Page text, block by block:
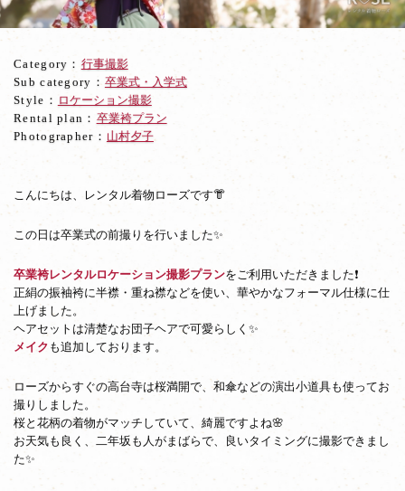
業
袴
ケ
ン
Category： 行事撮影
Sub category： 卒業式・入学式
Style： ロケーション撮影
Rental plan： 卒業袴プラン
Photographer： 山村夕子
こんにちは、レンタル着物ローズです👘
この日は卒業式の前撮りを行いました✨
卒業袴レンタルロケーション撮影プランをご利用いただきました❗
正絹の振袖袴に半襟・重ね襟などを使い、華やかなフォーマル仕様に仕
上げました。
ヘアセットは清楚なお団子ヘアで可愛らしく✨
メイク も追加しております。
ローズからすぐの高台寺は桜満開で、和傘などの演出小道具も使ってお
撮りしました。
桜と花柄の着物がマッチしていて、綺麗ですよね🌸
お天気も良く、二年坂も人がまばらで、良いタイミングに撮影できまし
た✨